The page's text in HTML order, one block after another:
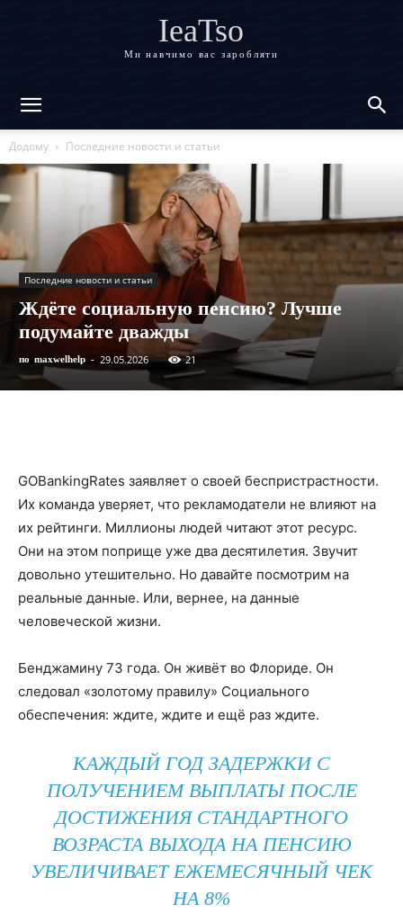
IeaTso
Ми навчимо вас заробляти
Додому Последние новости и статьи
Последние новости и статьи
Ждёте социальную пенсию? Лучше
подумайте дважды
по maxwelhelp - 29.05.2026 21
GOBankingRates заявляет о своей беспристрастности.
Их команда уверяет, что рекламодатели не влияют на
их рейтинги. Миллионы людей читают этот ресурс.
Они на этом поприще уже два десятилетия. Звучит
довольно утешительно. Но давайте посмотрим на
реальные данные. Или, вернее, на данные
человеческой жизни.
Бенджамину 73 года. Он живёт во Флориде. Он
следовал «золотому правилу» Социального
обеспечения: ждите, ждите и ещё раз ждите.
КАЖДЫЙ ГОД ЗАДЕРЖКИ С
ПОЛУЧЕНИЕМ ВЫПЛАТЫ ПОСЛЕ
ДОСТИЖЕНИЯ СТАНДАРТНОГО
ВОЗРАСТА ВЫХОДА НА ПЕНСИЮ
УВЕЛИЧИВАЕТ ЕЖЕМЕСЯЧНЫЙ ЧЕК
НА 8%